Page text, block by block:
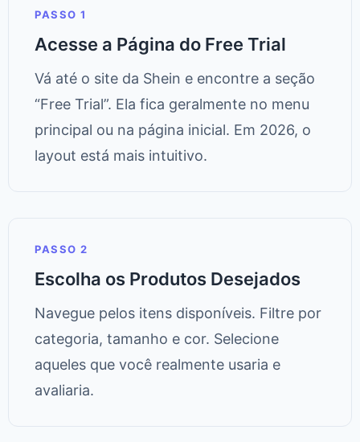
PASSO 1
Acesse a Página do Free Trial
Vá até o site da Shein e encontre a seção
“Free Trial”. Ela fica geralmente no menu
principal ou na página inicial. Em 2026, o
layout está mais intuitivo.
PASSO 2
Escolha os Produtos Desejados
Navegue pelos itens disponíveis. Filtre por
categoria, tamanho e cor. Selecione
aqueles que você realmente usaria e
avaliaria.